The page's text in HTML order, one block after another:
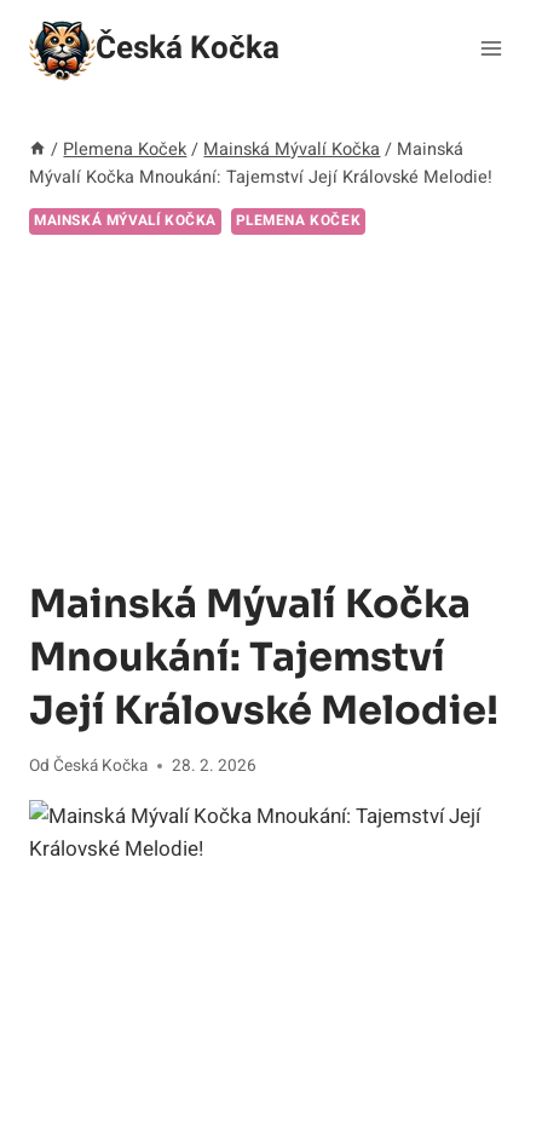
Přeskočit
obsah
Česká Kočka
/ Plemena Koček / Mainská Mývalí Kočka / Mainská
Mývalí Kočka Mnoukání: Tajemství Její Královské Melodie!
MAINSKÁ MÝVALÍ KOČKA PLEMENA KOČEK
Mainská Mývalí Kočka
Mnoukání: Tajemství
Její Královské Melodie!
Od Česká Kočka 28. 2. 2026